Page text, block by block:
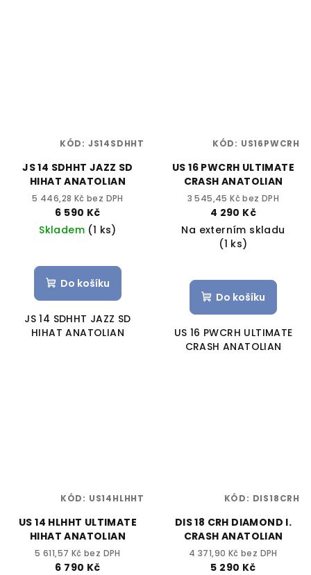
JS 14 SDHHT JAZZ SD
HIHAT ANATOLIAN
5 446,28 Kč bez DPH
6 590 Kč
Skladem (1 ks)
Do košíku
JS 14 SDHHT JAZZ SD
HIHAT ANATOLIAN
KÓD: JS14SDHHT
US 16 PWCRH ULTIMATE
CRASH ANATOLIAN
3 545,45 Kč bez DPH
4 290 Kč
Na externím skladu
(1 ks)
Do košíku
US 16 PWCRH ULTIMATE
CRASH ANATOLIAN
KÓD: US16PWCRH
US 14 HLHHT ULTIMATE
HIHAT ANATOLIAN
5 611,57 Kč bez DPH
6 790 Kč
KÓD: US14HLHHT
DIS 18 CRH DIAMOND I.
CRASH ANATOLIAN
4 371,90 Kč bez DPH
5 290 Kč
KÓD: DIS18CRH